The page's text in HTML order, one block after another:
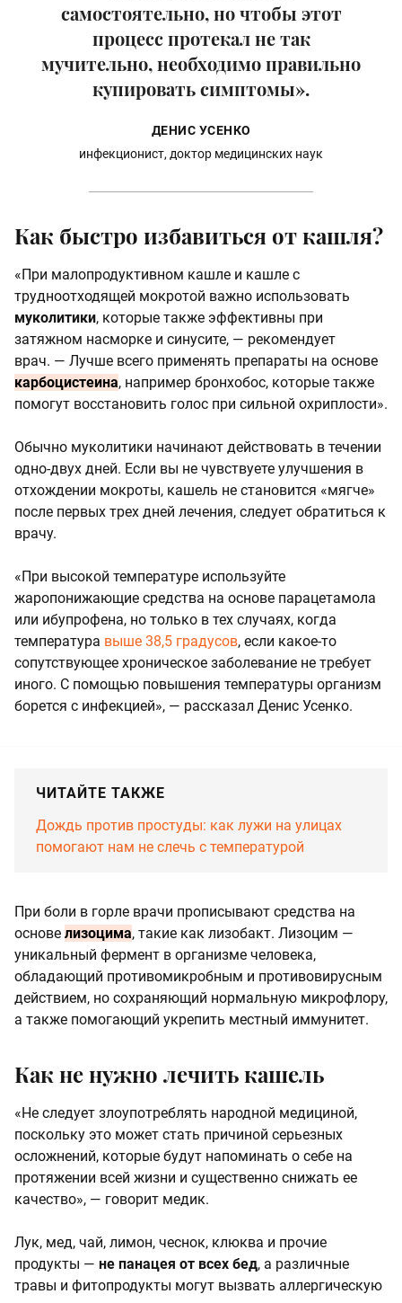
самостоятельно, но чтобы этот
процесс протекал не так
мучительно, необходимо правильно
купировать симптомы».
ДЕНИС УСЕНКО
инфекционист, доктор медицинских наук
Как быстро избавиться от кашля?
«При малопродуктивном кашле и кашле с
трудноотходящей мокротой важно использовать
муколитики, которые также эффективны при
затяжном насморке и синусите, — рекомендует
врач. — Лучше всего применять препараты на основе
карбоцистеина, например бронхобос, которые также
помогут восстановить голос при сильной охриплости».
Обычно муколитики начинают действовать в течении
одно-двух дней. Если вы не чувствуете улучшения в
отхождении мокроты, кашель не становится «мягче»
после первых трех дней лечения, следует обратиться к
врачу.
«При высокой температуре используйте
жаропонижающие средства на основе парацетамола
или ибупрофена, но только в тех случаях, когда
температура выше 38,5 градусов, если какое-то
сопутствующее хроническое заболевание не требует
иного. С помощью повышения температуры организм
борется с инфекцией», — рассказал Денис Усенко.
ЧИТАЙТЕ ТАКЖЕ
Дождь против простуды: как лужи на улицах
помогают нам не слечь с температурой
При боли в горле врачи прописывают средства на
основе лизоцима, такие как лизобакт. Лизоцим —
уникальный фермент в организме человека,
обладающий противомикробным и противовирусным
действием, но сохраняющий нормальную микрофлору,
а также помогающий укрепить местный иммунитет.
Как не нужно лечить кашель
«Не следует злоупотреблять народной медициной,
поскольку это может стать причиной серьезных
осложнений, которые будут напоминать о себе на
протяжении всей жизни и существенно снижать ее
качество», — говорит медик.
Лук, мед, чай, лимон, чеснок, клюква и прочие
продукты — не панацея от всех бед, а различные
травы и фитопродукты могут вызвать аллергическую